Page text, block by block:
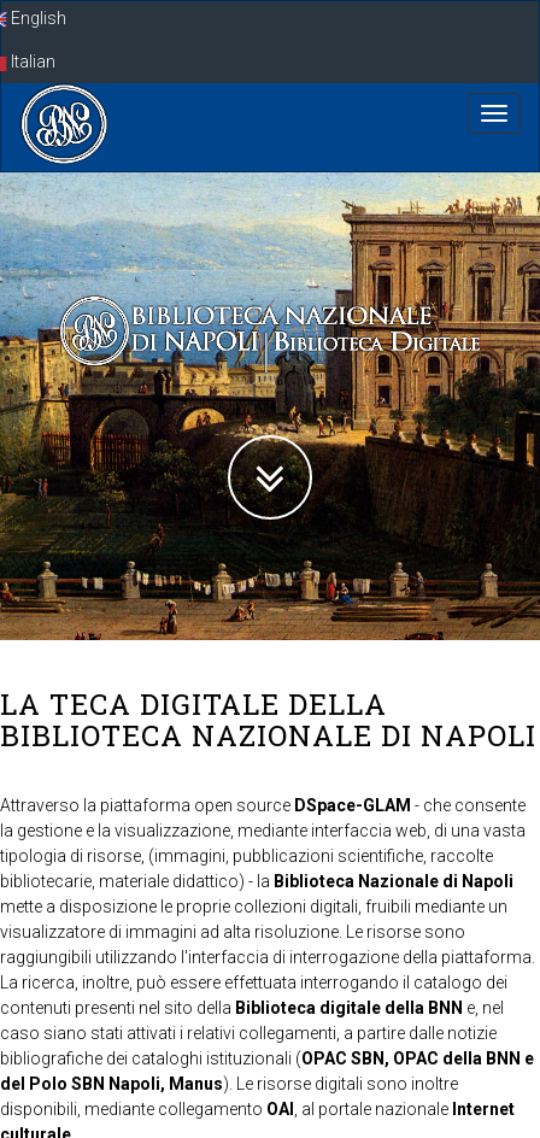
SkipEnglish
Italian
LA TECA DIGITALE DELLA
BIBLIOTECA NAZIONALE DI NAPOLI
Attraverso la piattaforma open source DSpace-GLAM - che consente
la gestione e la visualizzazione, mediante interfaccia web, di una vasta
tipologia di risorse, (immagini, pubblicazioni scientifiche, raccolte
bibliotecarie, materiale didattico) - la Biblioteca Nazionale di Napoli
mette a disposizione le proprie collezioni digitali, fruibili mediante un
visualizzatore di immagini ad alta risoluzione. Le risorse sono
raggiungibili utilizzando l'interfaccia di interrogazione della piattaforma.
La ricerca, inoltre, può essere effettuata interrogando il catalogo dei
contenuti presenti nel sito della Biblioteca digitale della BNN e, nel
caso siano stati attivati i relativi collegamenti, a partire dalle notizie
bibliografiche dei cataloghi istituzionali (OPAC SBN, OPAC della BNN e
del Polo SBN Napoli, Manus). Le risorse digitali sono inoltre
disponibili, mediante collegamento OAI , al portale nazionale Internet
culturale